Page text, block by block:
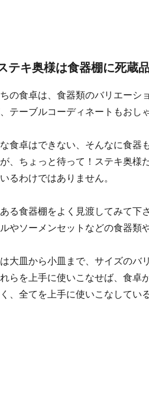
テキ奥様は食器棚に死蔵
の食卓は、食器類のバリエーシ
テーブルコーディネートもおし
食卓はできない、そんなに食
、ちょっと待って！ステキ奥様
るわけではありません。
る食器棚をよく見渡してみて下
やソーメンセットなどの食器類
大皿から小皿まで、サイズの
らを上手に使いこなせば、食卓
、全てを上手に使いこなしてい